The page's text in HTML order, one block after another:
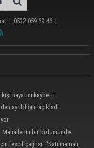
| 0532 059 69 46 |
hayatını kaybetti
ayrıldığını açıkladı
Mahallenin bir bölümünde
tescil çağrısı: “Satılmamalı,